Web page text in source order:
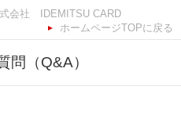
ホームページTOPに戻る
問（Q&A）